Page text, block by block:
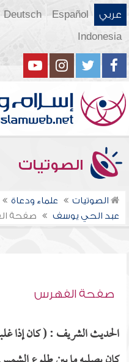
عربي Español
Deutsch
Indonesia
الصوتيات
الصوتيات علماء ودعاة
عبد الحي يوسف
صفحة
صفحة الفهرس
الحديث الشريف : ( كان إذا